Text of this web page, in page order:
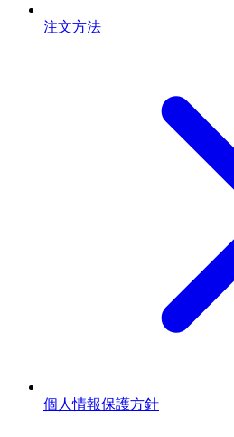
注文方法
個人情報保護方針